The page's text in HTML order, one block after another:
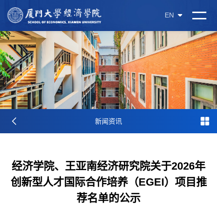
EN
新闻资讯
经济学院、王亚南经济研究院关于2026年
创新型人才国际合作培养（EGEI）项目推
荐名单的公示